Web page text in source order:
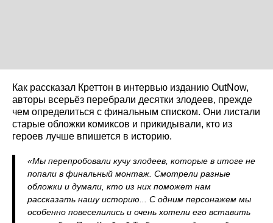
Как рассказал Креттон в интервью изданию OutNow,
авторы всерьёз перебрали десятки злодеев, прежде
чем определиться с финальным списком. Они листали
старые обложки комиксов и прикидывали, кто из
героев лучше впишется в историю.
«Мы перепробовали кучу злодеев, которые в итоге не
попали в финальный монтаж. Смотрели разные
обложки и думали, кто из них поможет нам
рассказать нашу историю... С одним персонажем мы
особенно повеселились и очень хотели его вставить